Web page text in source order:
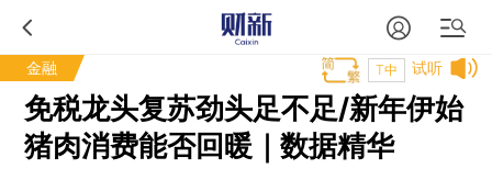
金融 试听
T中
免税龙头复苏劲头足不足/新年伊始
猪肉消费能否回暖｜数据精华